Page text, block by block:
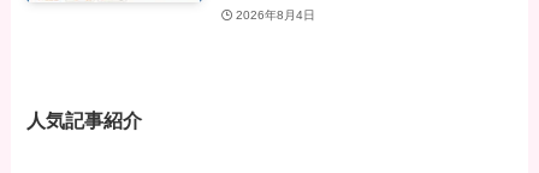
2026年8月4日
人気記事紹介